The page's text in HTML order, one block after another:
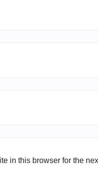
in this browser for the